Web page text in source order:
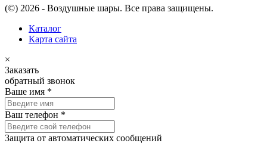
(©) 2026 - Воздушные шары. Все права защищены.
Каталог
Карта сайта
×
Заказать
обратный звонок
Ваше имя *
Ваш телефон *
Защита от автоматических сообщений